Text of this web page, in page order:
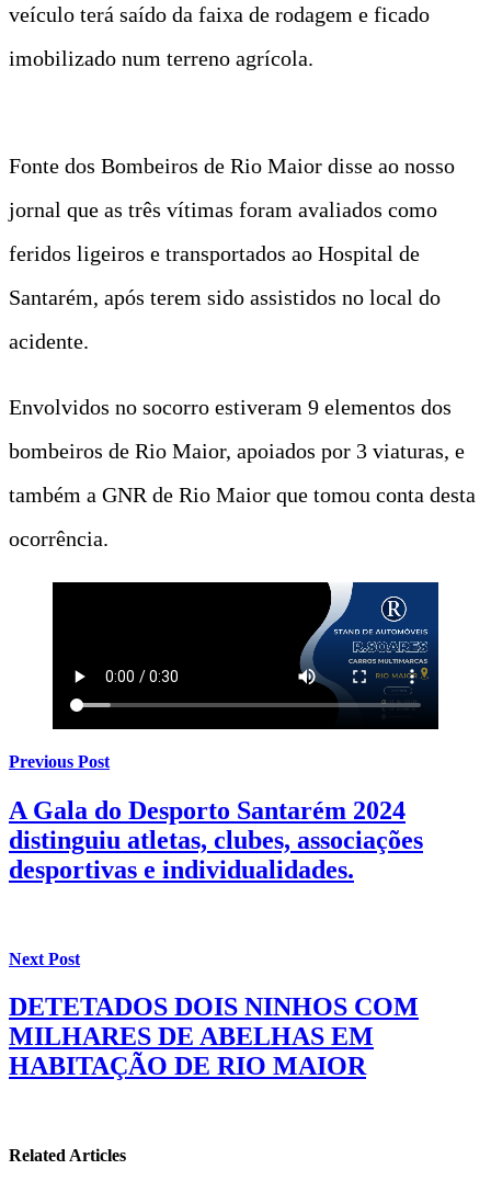
veículo terá saído da faixa de rodagem e ficado
imobilizado num terreno agrícola.
Fonte dos Bombeiros de Rio Maior disse ao nosso
jornal que as três vítimas foram avaliados como
feridos ligeiros e transportados ao Hospital de
Santarém, após terem sido assistidos no local do
acidente.
Envolvidos no socorro estiveram 9 elementos dos
bombeiros de Rio Maior, apoiados por 3 viaturas, e
também a GNR de Rio Maior que tomou conta desta
ocorrência.
Previous Post
A Gala do Desporto Santarém 2024
distinguiu atletas, clubes, associações
desportivas e individualidades.
Next Post
DETETADOS DOIS NINHOS COM
MILHARES DE ABELHAS EM
HABITAÇÃO DE RIO MAIOR
Related Articles